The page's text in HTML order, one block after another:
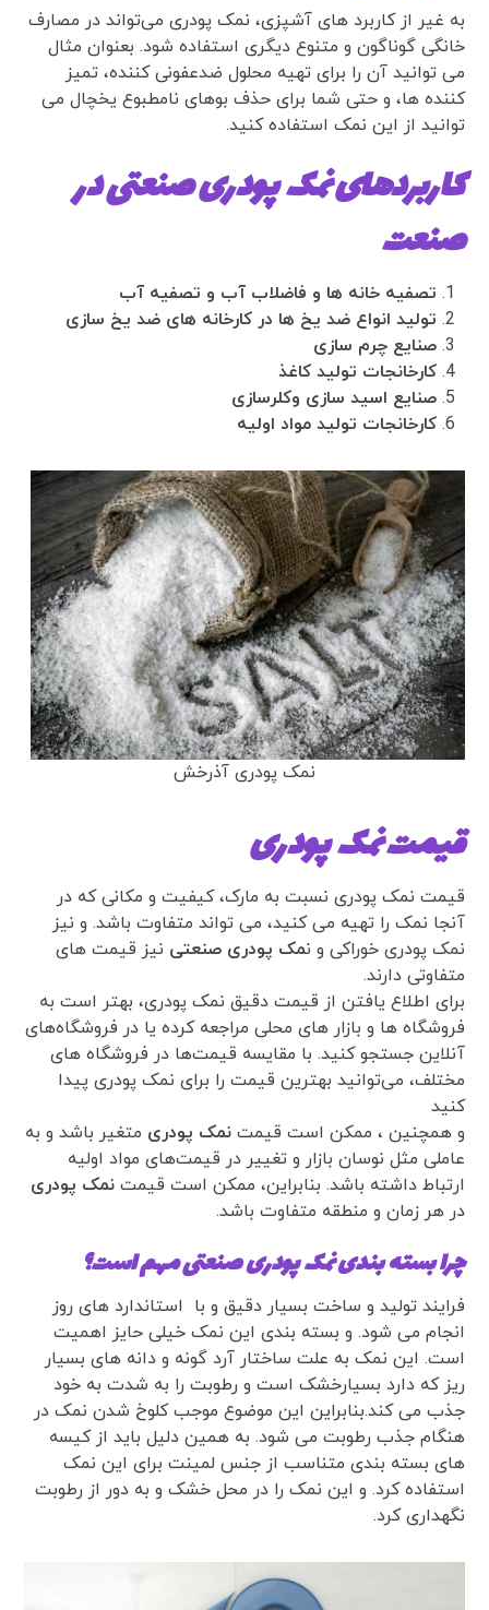
به غیر از کاربرد های آشپزی، نمک پودری می‌تواند در مصارف
خانگی گوناگون و متنوع دیگری استفاده شود. بعنوان مثال
می توانید آن را برای تهیه محلول ضدعفونی کننده، تمیز
کننده ها، و حتی شما برای حذف بوهای نامطبوع یخچال می
توانید از این نمک استفاده کنید.
کاربردهای نمک پودری صنعتی در
صنعت
تصفیه خانه ها و فاضلاب آب و تصفیه آب
تولید انواع ضد یخ ها در کارخانه های ضد یخ سازی
صنایع چرم سازی
کارخانجات تولید کاغذ
صنایع اسید سازی وکلرسازی
کارخانجات تولید مواد اولیه
نمک پودری آذرخش
قیمت نمک پودری
قیمت نمک پودری نسبت به مارک، کیفیت و مکانی که در
آنجا نمک را تهیه می کنید، می تواند متفاوت باشد. و نیز
نمک پودری خوراکی و نمک پودری صنعتی نیز قیمت های
متفاوتی دارند.
برای اطلاع یافتن از قیمت دقیق نمک پودری، بهتر است به
فروشگاه ها و بازار های محلی مراجعه کرده یا در فروشگاه‌های
آنلاین جستجو کنید. با مقایسه قیمت‌ها در فروشگاه های
مختلف، می‌توانید بهترین قیمت را برای نمک پودری پیدا
کنید
و همچنین ، ممکن است قیمتنمک پودری متغیر باشد و به
عاملی مثل نوسان بازار و تغییر در قیمت‌های مواد اولیه
ارتباط داشته باشد. بنابراین، ممکن است قیمتنمک پودری
در هر زمان و منطقه متفاوت باشد.
چرا بسته بندی نمک پودری صنعتی مهم است؟
فرایند تولید و ساخت بسیار دقیق و با استاندارد های روز
انجام می شود. و بسته بندی این نمک خیلی حایز اهمیت
است. این نمک به علت ساختار آرد گونه و دانه های بسیار
ریز که دارد بسیارخشک است و رطوبت را به شدت به خود
جذب می کند.بنابراین این موضوع موجب کلوخ شدن نمک در
هنگام جذب رطوبت می شود. به همین دلیل باید از کیسه
های بسته بندی متناسب از جنس لمینت برای این نمک
استفاده کرد. و این نمک را در محل خشک و به دور از رطوبت
نگهداری کرد.